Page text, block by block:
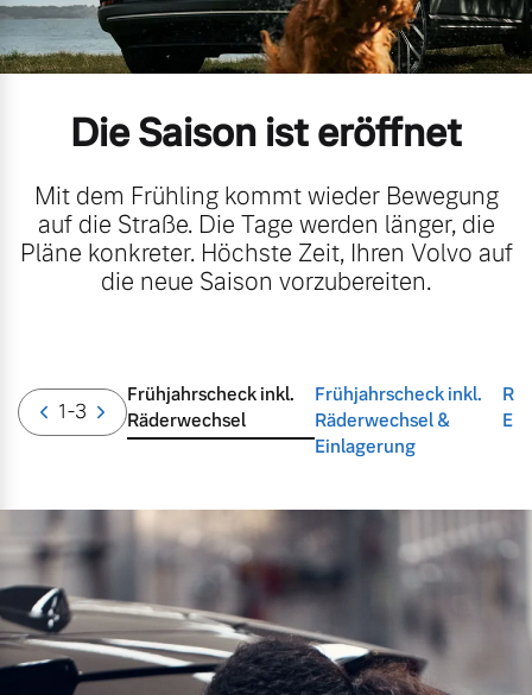
Gebrauchtwagen
Aktuelle Zubehörangebote
Zubehörkatalog
Aktuelle Serviceangebote
Unsere News & Events
Die Saison ist eröffnet
Mit dem Frühling kommt wieder Bewegung
auf die Straße. Die Tage werden länger, die
Pläne konkreter. Höchste Zeit, Ihren Volvo auf
die neue Saison vorzubereiten.
1-3
Frühjahrscheck inkl.
Räderwechsel
Frühjahrscheck inkl.
Räderwechsel &
Einlagerung